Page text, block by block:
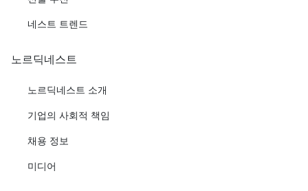
네스트 트렌드
노르딕네스트
노르딕네스트 소개
기업의 사회적 책임
채용 정보
미디어